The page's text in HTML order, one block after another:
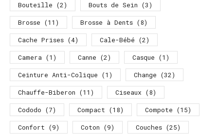
Bouteille (2) Bouts de Sein (3)
Brosse (11) Brosse à Dents (8)
Cache Prises (4) Cale-Bébé (2)
Camera (1) Canne (2) Casque (1)
Ceinture Anti-Colique (1) Change (32)
Chauffe-Biberon (11) Ciseaux (8)
Cododo (7) Compact (18) Compote (15)
Confort (9) Coton (9) Couches (25)